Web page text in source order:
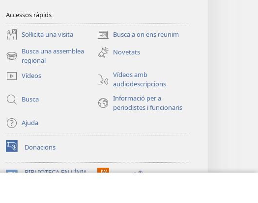
Accessos ràpids
Soŀlicita una visita Busca a on ens reunim
(obri
en
una
nova)
Busca una assemblea
regional
(obri
una
nova)
Novetats
Vídeos
Vídeos amb
audiodescripcions
Busca
Informació per a
periodistes i funcionaris
Ajuda
Donacions
(obri
en
una
BIBLIOTECA EN LÍNIA
JW Hub®